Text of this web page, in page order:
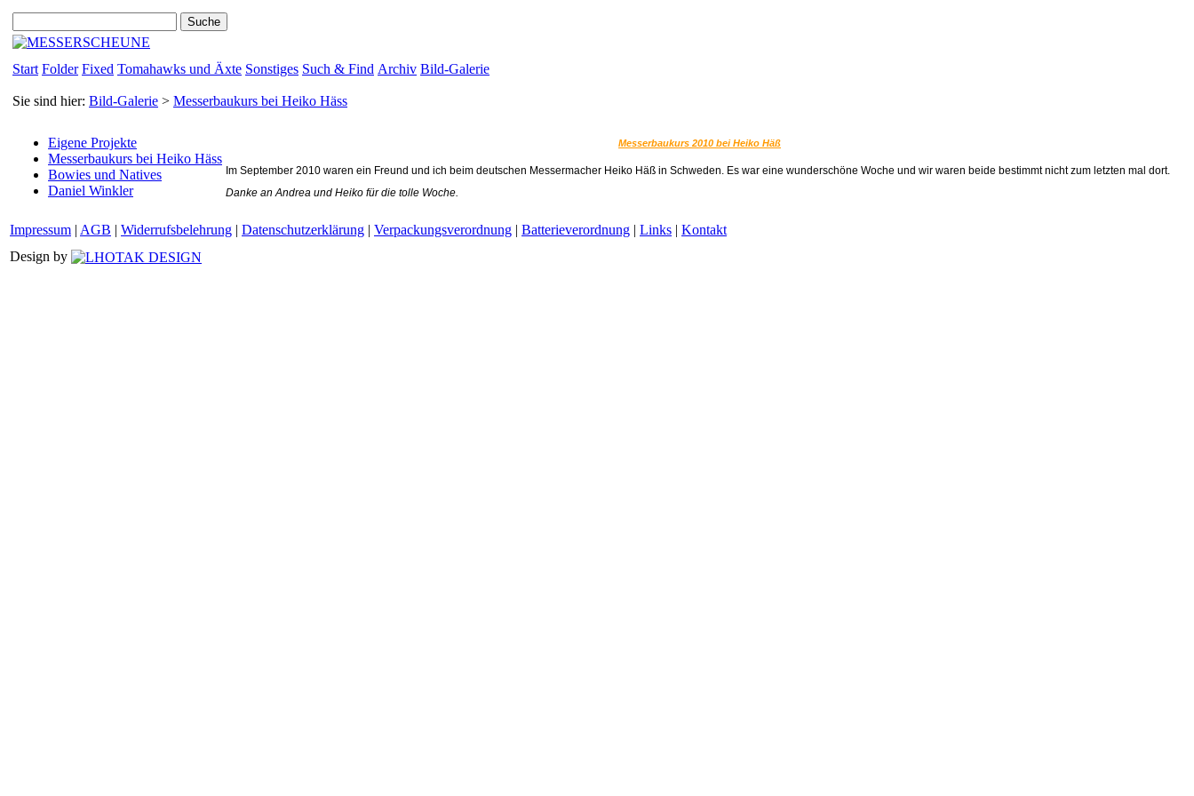
Start Folder Fixed Tomahawks und Äxte Sonstiges Such & Find Archiv Bild-Galerie
Sie sind hier: Bild-Galerie > Messerbaukurs bei Heiko Häss
Eigene Projekte
Messerbaukurs bei Heiko Häss
Bowies und Natives
Daniel Winkler
Messerbaukurs 2010 bei Heiko Häß
Im September 2010 waren ein Freund und ich beim deutschen Messermacher Heiko Häß in Schweden. Es war eine wunderschöne Woche und wir waren beide bestimmt nicht zum letzten mal dort.
Danke an Andrea und Heiko für die tolle Woche.
Impressum | AGB | Widerrufsbelehrung | Datenschutzerklärung | Verpackungsverordnung | Batterieverordnung | Links | Kontakt
Design by